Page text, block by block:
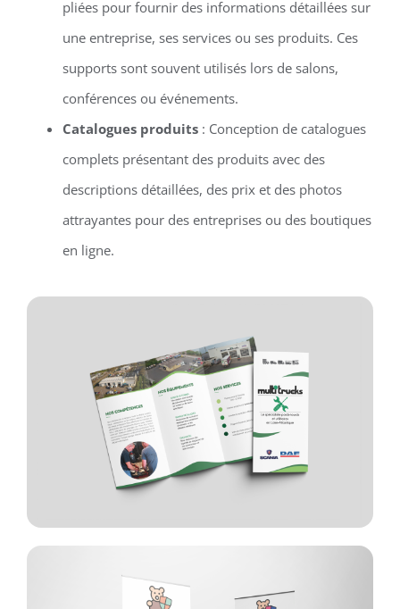
pliées pour fournir des informations détaillées sur
une entreprise, ses services ou ses produits. Ces
supports sont souvent utilisés lors de salons,
conférences ou événements.
Catalogues produits: Conception de catalogues
complets présentant des produits avec des
descriptions détaillées, des prix et des photos
attrayantes pour des entreprises ou des boutiques
en ligne.